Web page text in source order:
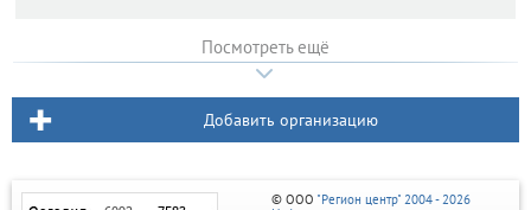
Посмотреть ещё
Добавить организацию
© ООО "Регион центр" 2004 - 2026